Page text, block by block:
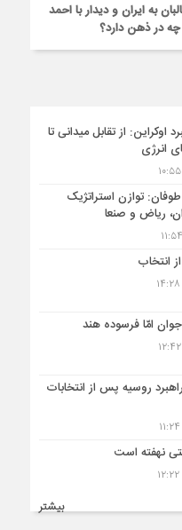
به ایران و دیدار با احمد
در ذهن دارد؟
اوکراین: از تقابل میدانی تا
انرژی
طوفان: توازن استراتژیک
ریاض و صنعا
انتخاب
امّا فرسوده هند
روسیه پس از انتخابات
نهفته است
بیشتر